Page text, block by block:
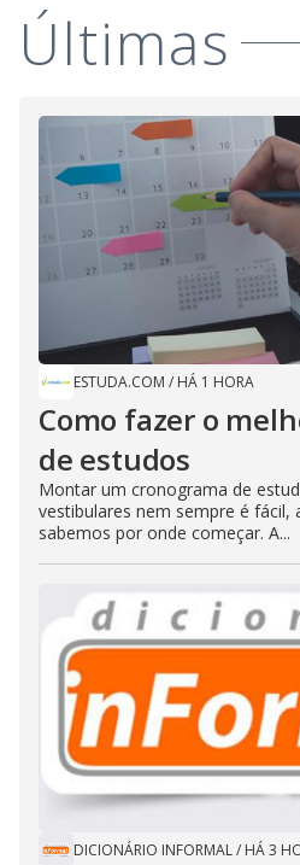
Últimas
ESTUDA.COM / HÁ 1 HORA
Como fazer o
de estudos
Montar um cronograma de
vestibulares nem sempre é fácil,
sabemos por onde começar. A...
DICIONÁRIO INFORMAL/ HÁ 3